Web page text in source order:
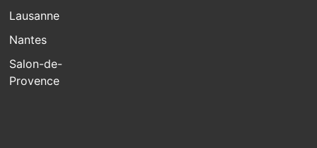
Lausanne
Nantes
Salon-de-
Provence